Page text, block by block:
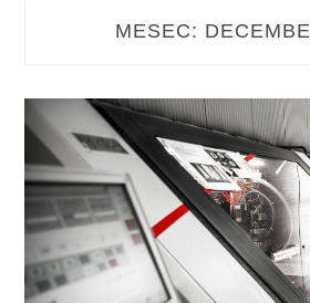
MESEC: